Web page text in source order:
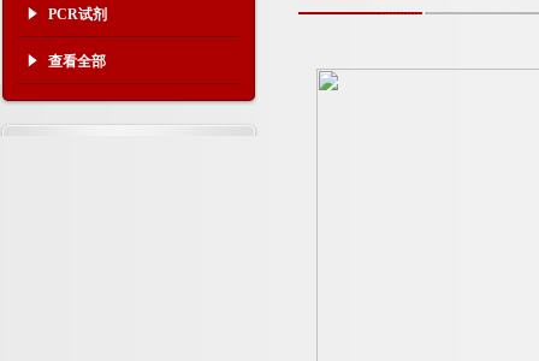
PCR试剂
查看全部